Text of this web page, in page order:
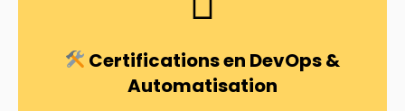
Certifications en DevOps &
Automatisation